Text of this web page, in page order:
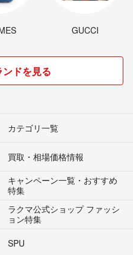
GUCCI
ドを見る
カテゴリ一覧
買取・相場価格情報
キャンペーン一覧・おすすめ
特集
ラクマ公式ショップ ファッシ
ョン特集
SPU